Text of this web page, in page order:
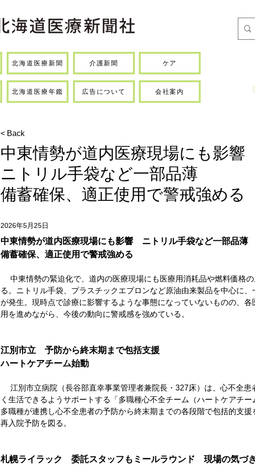
北海道医療新聞 介護新聞 ケア
北海道医療年鑑 広告について 会社案内
< Back
中東情勢が道内医療現場にも影響
ニトリル手袋など一部品薄
備蓄確保、適正使用で警戒強め
2026年5月25日
中東情勢が道内医療現場にも影響　ニトリル手袋など一部品薄
備蓄確保、適正使用で警戒強める
中東情勢の緊迫化で、道内の医療現場にも医療用消耗品や燃料価格
る。ニトリル手袋、プラスチックエプロンなど原油由来製品を中心に
が発生。現時点で診療に影響するような事態になっていないものの、
用を進めながら、今後の動向に警戒感を強めている。
江別市立　予防から終末期まで包括支援
ハートケアチーム始動
江別市立病院（長谷部直幸事業管理者兼院長・327床）は、心不全患
く生活できるようサポートする「多職種心不全チーム（ハートケアチ
多職種が連携し心不全患者の予防から終末期までの各段階で包括的支援
再入院予防を図る。
札幌ライラック　委託スタッフもミールラウンド　現場の気づ